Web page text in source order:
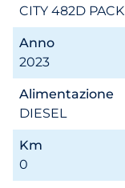
CITY 482D PACK
Anno
2023
Alimentazione
DIESEL
Km
0